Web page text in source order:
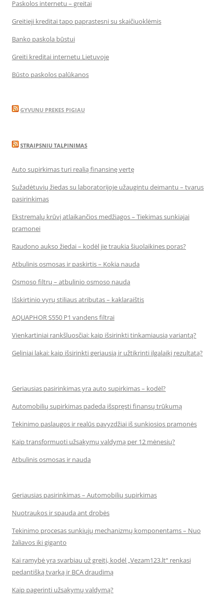
Paskolos internetu – greitai
Greitieji kreditai tapo paprastesni su skaičiuoklėmis
Banko paskola būstui
Greiti kreditai internetu Lietuvoje
Būsto paskolos palūkanos
GYVUNU PREKES PIGIAU
STRAIPSNIU TALPINIMAS
Auto supirkimas turi realią finansinę vertę
Sužadėtuvių žiedas su laboratorijoje užaugintu deimantu – tvarus
pasirinkimas
Ekstremalų krūvį atlaikančios medžiagos – Tiekimas sunkiajai
pramonei
Raudono aukso žiedai – kodėl jie traukia šiuolaikines poras?
Atbulinis osmosas ir paskirtis – Kokia nauda
Osmoso filtrų – atbulinio osmoso nauda
Išskirtinio vyrų stiliaus atributas – kaklaraištis
AQUAPHOR S550 P1 vandens filtrai
Vienkartiniai rankšluosčiai: kaip išsirinkti tinkamiausią variantą?
Geliniai lakai: kaip išsirinkti geriausią ir užtikrinti ilgalaikį rezultatą?
Geriausias pasirinkimas yra auto supirkimas – kodėl?
Automobilių supirkimas padeda išspręsti finansų trūkumą
Tekinimo paslaugos ir realūs pavyzdžiai iš sunkiosios pramonės
Kaip transformuoti užsakymų valdymą per 12 mėnesių?
Atbulinis osmosas ir nauda
Geriausias pasirinkimas – Automobilių supirkimas
Nuotraukos ir spauda ant drobės
Tekinimo procesas sunkiųjų mechanizmų komponentams – Nuo
žaliavos iki giganto
Kai ramybė yra svarbiau už greitį, kodėl „Vezam123.lt“ renkasi
pedantišką tvarką ir BCA draudimą
Kaip pagerinti užsakymų valdymą?